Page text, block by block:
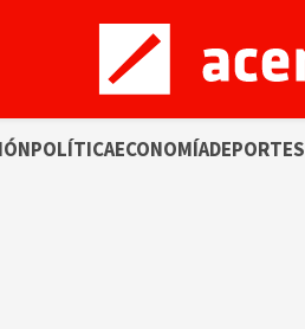
POLÍTICAECONOMÍADEPORTES